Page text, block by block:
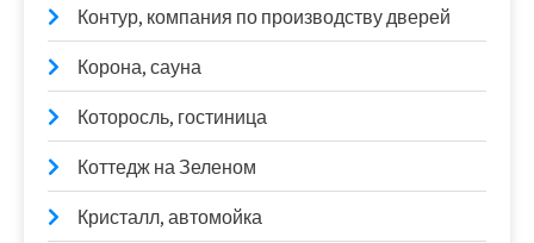
Контур, компания по производству дверей
Корона, сауна
Которосль, гостиница
Коттедж на Зеленом
Кристалл, автомойка